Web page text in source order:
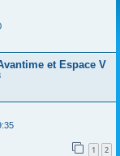
et Espace V
1 2